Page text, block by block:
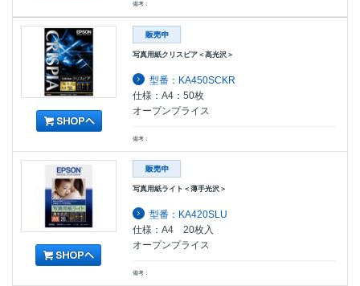
備考：
写真用紙クリスピア＜高光沢＞
型番：KA450SCKR
仕様：A4：50枚
オープンプライス
備考：
写真用紙ライト＜薄手光沢＞
型番：KA420SLU
仕様：A4 20枚入
オープンプライス
備考：